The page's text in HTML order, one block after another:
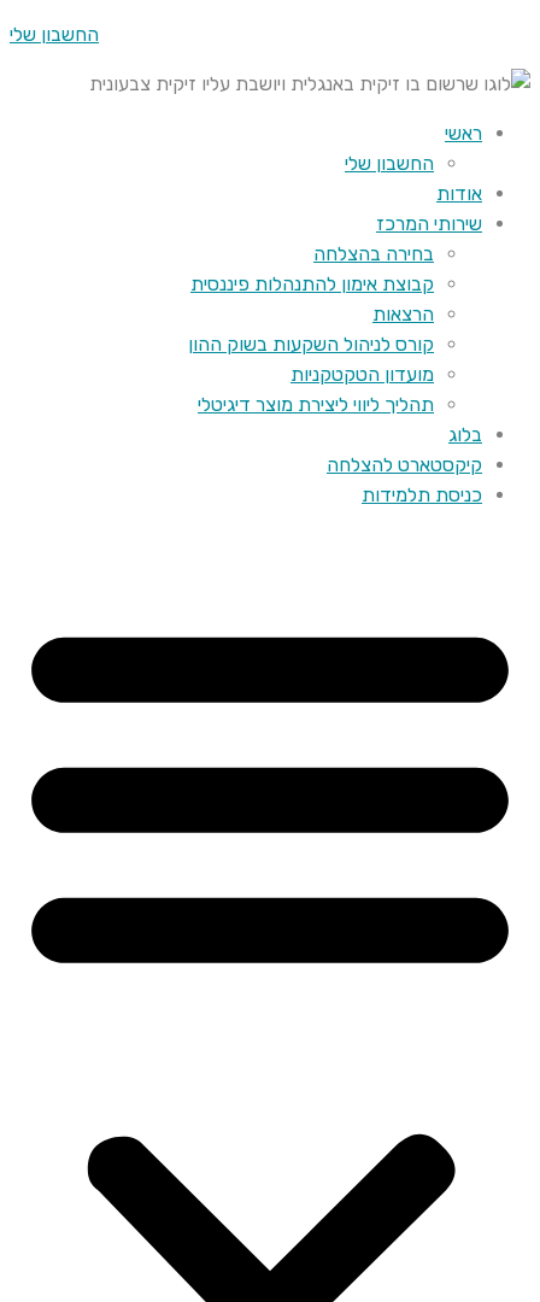
החשבון שלי
ראשי
החשבון שלי
אודות
שירותי המרכז
בחירה בהצלחה
קבוצת אימון להתנהלות פיננסית
הרצאות
קורס לניהול השקעות בשוק ההון
מועדון הטקטקניות
תהליך ליווי ליצירת מוצר דיגיטלי
בלוג
קיקסטארט להצלחה
כניסת תלמידות